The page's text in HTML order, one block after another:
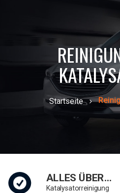
Startseite
ALLES ÜBER…
Katalysatorreinigung